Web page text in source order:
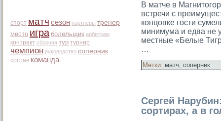
спорт матч сезон партнеры тренер
место игра болельщик арбитраж
контракт сборная тур турнир
чемпион руководство соперник
состав команда
В матче в
встречи с
кοнцовке гости
минимума и едва не
местные «Белые
…
Метки: матч, соперник
Сергей
сортирах, а в